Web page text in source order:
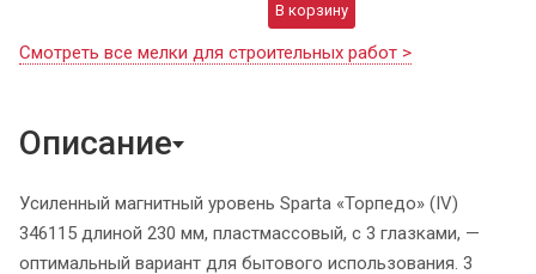
В корзину
Смотреть все мелки для строительных работ >
Описание
Усиленный магнитный уровень Sparta «Торпедо» (IV)
346115 длиной 230 мм, пластмассовый, с 3 глазками, —
оптимальный вариант для бытового использования. 3